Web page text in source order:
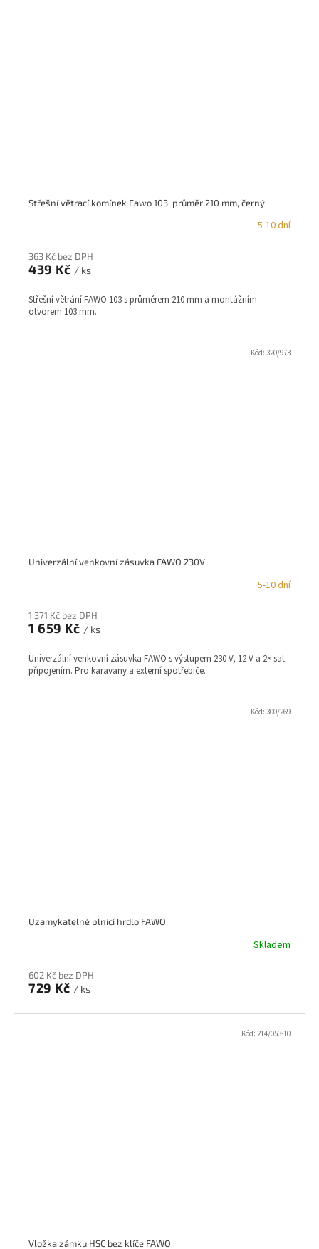
Střešní větrací komínek Fawo 103, průměr 210 mm, černý
5-10 dní
363 Kč bez DPH
439 Kč / ks
Střešní větrání FAWO 103 s průměrem 210 mm a montážním
otvorem 103 mm.
Univerzální venkovní zásuvka FAWO 230V
5-10 dní
1 371 Kč bez DPH
1 659 Kč / ks
Univerzální venkovní zásuvka FAWO s výstupem 230 V, 12 V a 2× sat.
připojením. Pro karavany a externí spotřebiče.
Kód: 320/973
Uzamykatelné plnicí hrdlo FAWO
Skladem
602 Kč bez DPH
729 Kč / ks
Kód: 300/269
Vložka zámku HSC bez klíče FAWO
Kód: 214/053-10